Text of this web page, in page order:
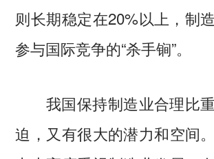
则长期稳定在20%以上，制
参与国际竞争的“杀手锏”。
我国保持制造业合理比
迫，又有很大的潜力和空间